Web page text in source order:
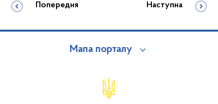
Попередня Наступна
Мапа порталу